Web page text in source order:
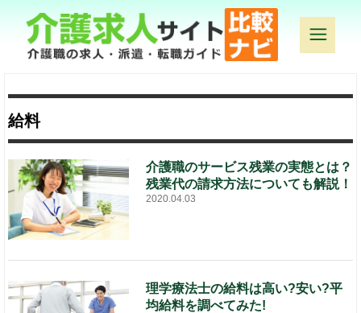
給料
介護職のサービス残業の実態とは？
残業代の請求方法についても解説！
2020.04.03
理学療法士の給料は高い?安い?平
均給料を調べてみた!